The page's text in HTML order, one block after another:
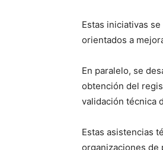
Estas iniciativas
orientados a
En paralelo, se
obtención del
validación técnica
Estas asistencias
organizaciones de